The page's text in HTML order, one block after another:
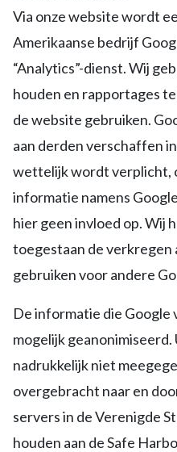
Via onze website wordt
Amerikaanse bedrijf
“Analytics”-dienst. Wij
houden en rapportages
de website gebruiken.
aan derden verschaffen
wettelijk wordt verplicht,
informatie namens
hier geen invloed op. Wij
toegestaan de
gebruiken voor andere
De informatie die Google
mogelijk
nadrukkelijk niet
overgebracht naar en
servers in de Verenigde
houden aan de Safe